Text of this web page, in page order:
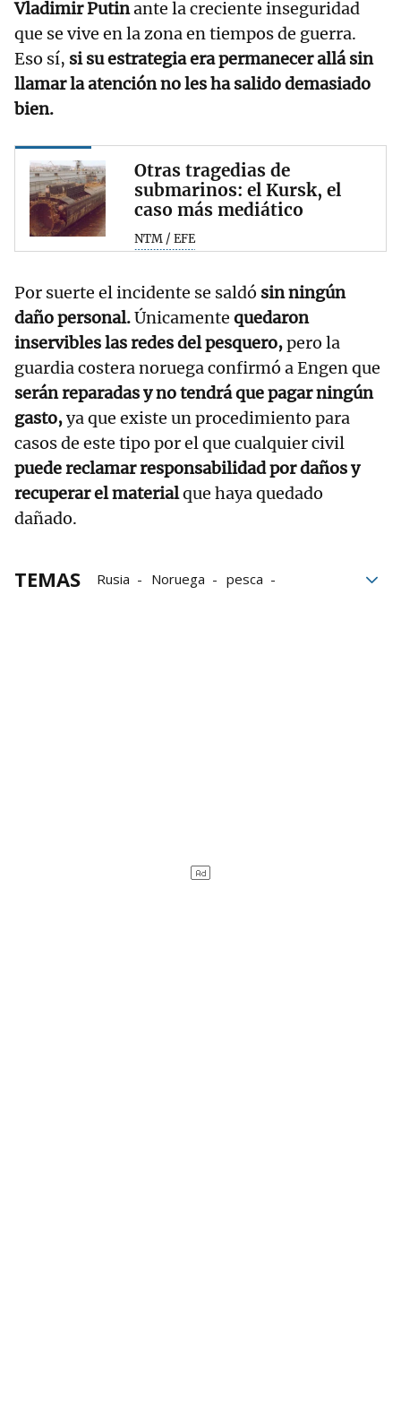
Vladimir Putinante la creciente inseguridad
que se vive en la zona en tiempos de guerra.
Eso sí, si su estrategia era permanecer allá sin
llamar la atención no les ha salido demasiado
bien.
Otras tragedias de
submarinos: el Kursk, el
caso más mediático
NTM / EFE
Por suerte el incidente se saldó sin ningún
daño personal.Únicamente quedaron
inservibles las redes del pesquero,pero la
guardia costera noruega confirmó a Engen que
serán reparadas y no tendrá que pagar ningún
gasto,ya que existe un procedimiento para
casos de este tipo por el que cualquier civil
puede reclamar responsabilidad por daños y
recuperar el materialque haya quedado
dañado.
TEMAS Rusia Noruega
pesca